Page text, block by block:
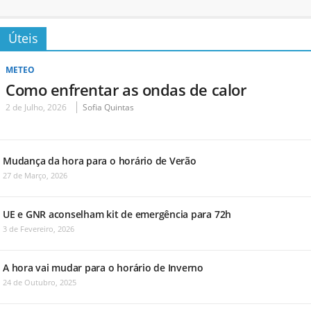
Úteis
METEO
Como enfrentar as ondas de calor
2 de Julho, 2026 Sofia Quintas
Mudança da hora para o horário de Verão
27 de Março, 2026
UE e GNR aconselham kit de emergência para 72h
3 de Fevereiro, 2026
A hora vai mudar para o horário de Inverno
24 de Outubro, 2025